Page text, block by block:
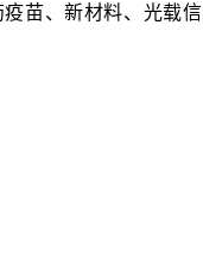
苗、新材料、光载